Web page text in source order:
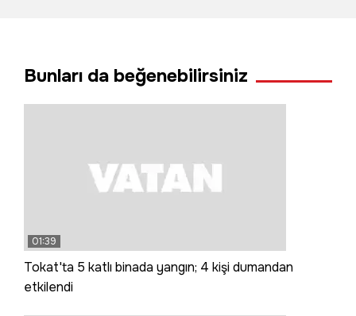
Bunları da beğenebilirsiniz
01:39
Tokat'ta 5 katlı binada yangın; 4 kişi dumandan
etkilendi